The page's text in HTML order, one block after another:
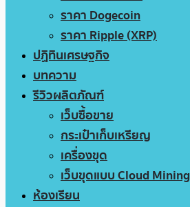
ราคา Dogecoin
ราคา Ripple (XRP)
ปฏิทินเศรษฐกิจ
บทความ
รีวิวผลิตภัณฑ์
เว็บซื้อขาย
กระเป๋าเก็บเหรียญ
เครื่องขุด
เว็บขุดแบบ Cloud Mining
ห้องเรียน